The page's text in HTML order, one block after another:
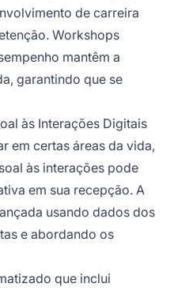
de carreira
Workshops
mantêm a
garantindo que se
às Interações Digitais
em certas áreas da vida,
às interações pode
em sua recepção. A
usando dados dos
e abordando os
que inclui